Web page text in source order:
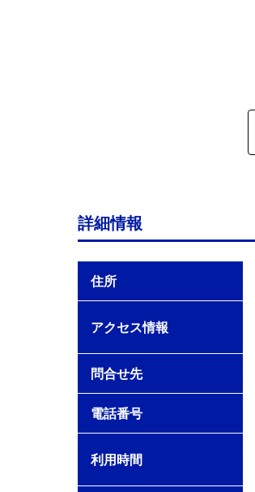
詳細情報
住所
アクセス情報
問合せ先
電話番号
利用時間